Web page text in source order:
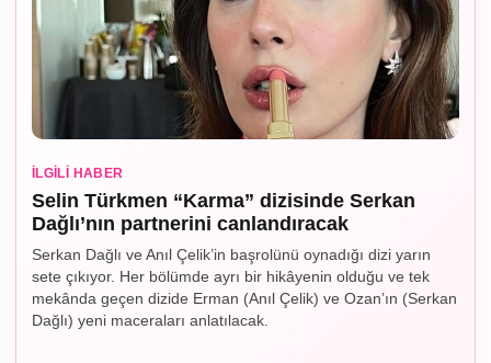
İLGILI HABER
Selin Türkmen “Karma” dizisinde Serkan
Dağlı’nın partnerini canlandıracak
Serkan Dağlı ve Anıl Çelik’in başrolünü oynadığı dizi yarın
sete çıkıyor. Her bölümde ayrı bir hikâyenin olduğu ve tek
mekânda geçen dizide Erman (Anıl Çelik) ve Ozan’ın (Serkan
Dağlı) yeni maceraları anlatılacak.